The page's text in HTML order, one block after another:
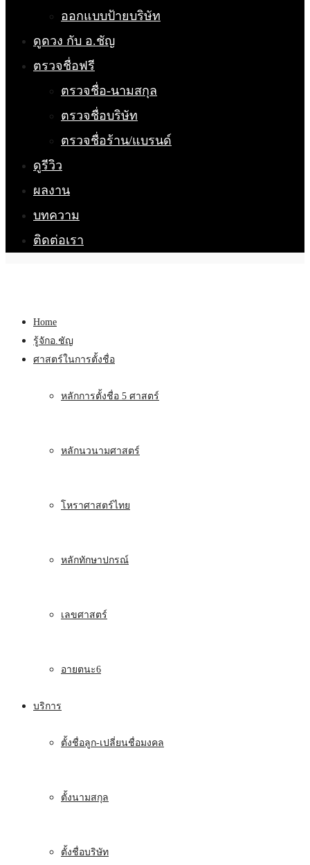
ออกแบบป้ายบริษัท
ดูดวง กับ อ.ชัญ
ตรวจชื่อฟรี
ตรวจชื่อ-นามสกุล
ตรวจชื่อบริษัท
ตรวจชื่อร้าน/แบรนด์
ดูรีวิว
ผลงาน
บทความ
ติดต่อเรา
Home
รู้จักอ.ชัญ
ศาสตร์ในการตั้งชื่อ
หลักการตั้งชื่อ 5 ศาสตร์
หลักนวนามศาสตร์
โหราศาสตร์ไทย
หลักทักษาปกรณ์
เลขศาสตร์
อายตนะ6
บริการ
ตั้งชื่อลูก-เปลี่ยนชื่อมงคล
ตั้งนามสกุล
ตั้งชื่อบริษัท